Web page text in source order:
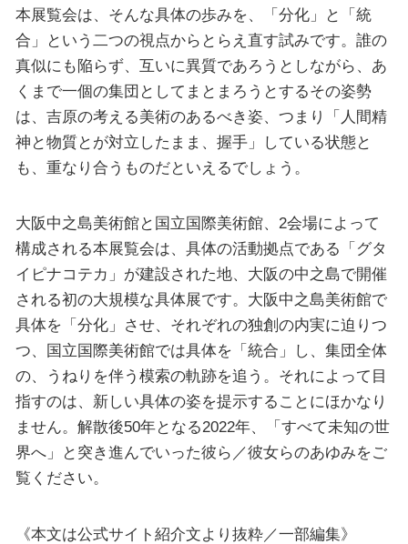
本展覧会は、そんな具体の歩みを、「分化」と「統
合」という二つの視点からとらえ直す試みです。誰の
真似にも陥らず、互いに異質であろうとしながら、あ
くまで一個の集団としてまとまろうとするその姿勢
は、吉原の考える美術のあるべき姿、つまり「人間精
神と物質とが対立したまま、握手」している状態と
も、重なり合うものだといえるでしょう。
大阪中之島美術館と国立国際美術館、2会場によって
構成される本展覧会は、具体の活動拠点である「グタ
イピナコテカ」が建設された地、大阪の中之島で開催
される初の大規模な具体展です。大阪中之島美術館で
具体を「分化」させ、それぞれの独創の内実に迫りつ
つ、国立国際美術館では具体を「統合」し、集団全体
の、うねりを伴う模索の軌跡を追う。それによって目
指すのは、新しい具体の姿を提示することにほかなり
ません。解散後50年となる2022年、「すべて未知の世
界へ」と突き進んでいった彼ら／彼女らのあゆみをご
覧ください。
《本文は公式サイト紹介文より抜粋／一部編集》